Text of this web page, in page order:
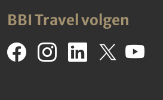
BBI Travel volgen